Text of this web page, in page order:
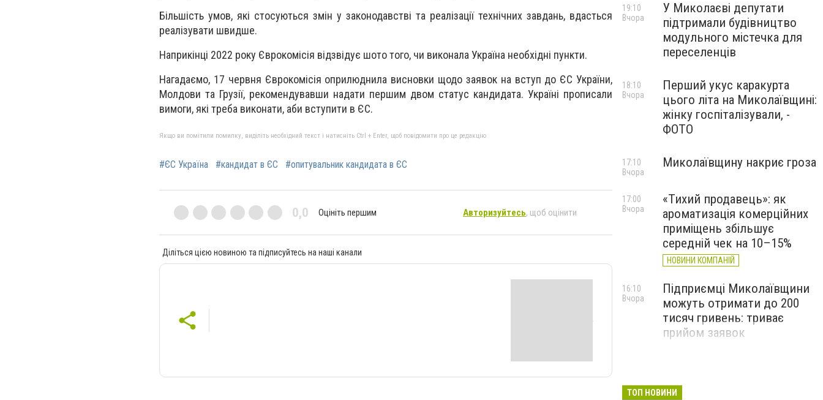
Більшість умов, які стосуються змін у законодавстві та реалізації технічних завдань, вдасться
реалізувати швидше.
Наприкінці 2022 року Єврокомісія відзвідує шото того, чи виконала Україна необхідні пункти.
Нагадаємо, 17 червня Єврокомісія оприлюднила висновки щодо заявок на вступ до ЄС України,
Молдови та Грузії, рекомендувавши надати першим двом статус кандидата. Україні прописали
вимоги, які треба виконати, аби вступити в ЄС.
Якщо ви помітили помилку, виділіть необхідний текст і натисніть Ctrl + Enter, щоб повідомити про це редакцію
#ЄС Україна #кандидат в ЄС #опитувальник кандидата в ЄС
0,0 Оцініть першим Авторизуйтесь, щоб оцінити
Діліться цією новиною та підписуйтесь на наші канали
У Миколаєві депутати
підтримали будівництво
модульного містечка для
переселенців
19:10
Вчора
Перший укус каракурта
цього літа на Миколаївщині:
жінку госпіталізували, -
ФОТО
18:10
Вчора
Миколаївщину накриє гроза
17:10
Вчора
«Тихий продавець»: як
ароматизація комерційних
приміщень збільшує
середній чек на 10–15%
НОВИНИ КОМПАНІЙ
17:00
Вчора
Підприємці Миколаївщини
можуть отримати до 200
тисяч гривень: триває
прийом заявок
16:10
Вчора
ТОП НОВИНИ